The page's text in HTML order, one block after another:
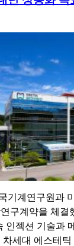
기계연구원과
구계약을 체결
인젝션 기술과
세대 에스테틱